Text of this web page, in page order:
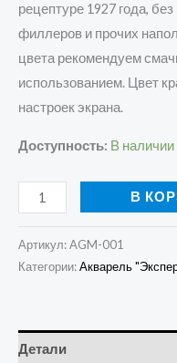
рецептуре 1927 года,
филлеров и прочих
цвета рекомендуем
использованием. Цвет
настроек экрана.
Доступность: В наличии
В
Артикул:AGM-001
Категории:Акварель
Детали